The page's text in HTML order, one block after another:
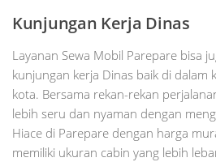
Kunjungan Kerja Dinas
Layanan Sewa Mobil Parepare bisa
kunjungan kerja Dinas baik di dalam
kota. Bersama rekan-rekan
lebih seru dan nyaman dengan
Hiace di Parepare dengan harga
memiliki ukuran cabin yang lebih